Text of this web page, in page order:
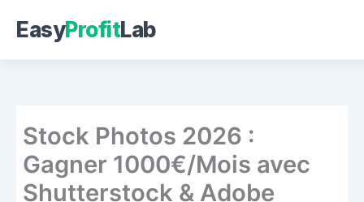
EasyProfitLab
Stock Photos 2026 :
Gagner 1000€/Mois avec
Shutterstock & Adobe